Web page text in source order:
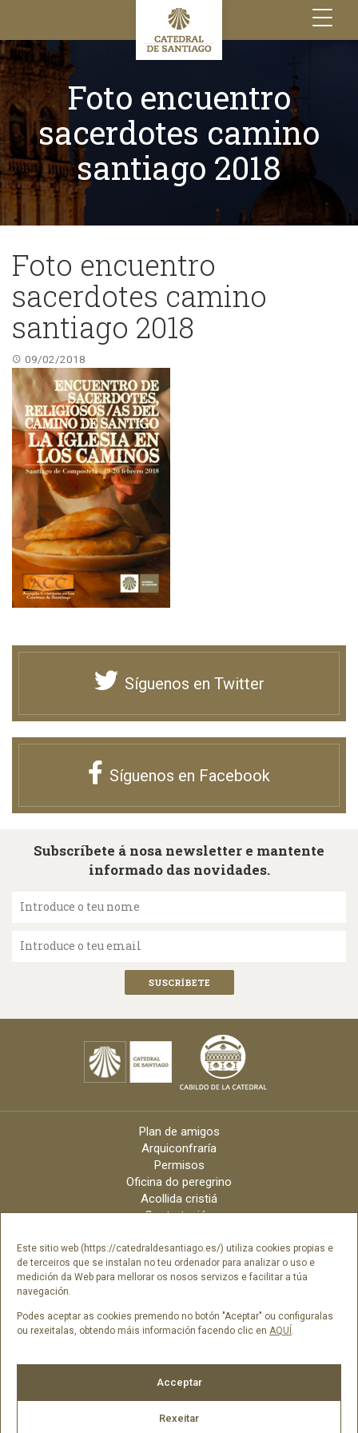
Este sitio web (https://catedraldesantiago.es/) utiliza cookies propias e
de terceiros que se instalan no teu ordenador para analizar o uso e
medición da Web para mellorar os nosos servizos e facilitar a túa
navegación.
Podes aceptar as cookies premendo no botón "Aceptar" ou configuralas
ou rexeitalas, obtendo máis información facendo clic en AQUÍ.
Acceptar
Rexeitar
Toggle
navigation
Foto encuentro
sacerdotes camino
santiago 2018
Foto encuentro
sacerdotes camino
santiago 2018
09/02/2018
Síguenos en Twitter
Síguenos en Facebook
Subscríbete á nosa newsletter e mantente
informado das novidades.
Introduce o teu nome
Introduce o teu email
Plan de amigos
Arquiconfraría
Permisos
Oficina do peregrino
Acollida cristiá
Contratación
Arquidiócese
Créditos
Catálogo Dixital